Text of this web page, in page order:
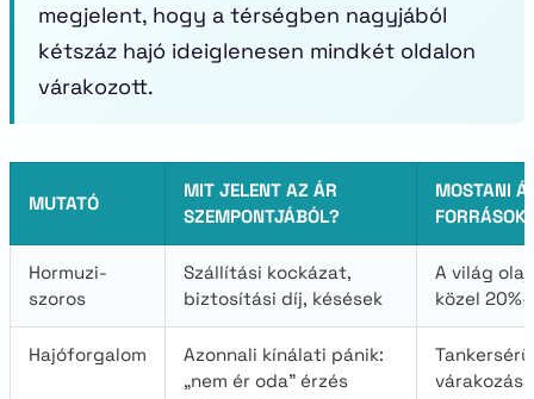
megjelent, hogy a térségben nagyjából
kétszáz hajó ideiglenesen mindkét oldalon
várakozott.
MUTATÓ
MIT JELENT AZ ÁR
SZEMPONTJÁBÓL?
MOSTANI
Hormuzi-
szoros
Szállítási kockázat,
biztosítási díj, késések
A világ
közel
Hajóforgalom
Azonnali kínálati pánik:
„nem ér oda” érzés